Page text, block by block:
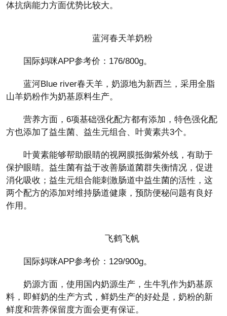
体抗病能力方面优势比较大。
蓝河春天羊奶粉
国际妈咪APP参考价：176/800g。
蓝河Blue river春天羊，奶源地为新西兰，采用全脂
山羊奶粉作为奶基原料生产。
营养方面，6项基础强化配方都有添加，特色强化配
方也添加了益生菌、益生元组合、叶黄素共3个。
叶黄素能够帮助眼睛的视网膜抵御紫外线，有助于
保护眼睛。益生菌有益于改善肠道菌群失衡情况，促进
消化吸收；益生元组合能刺激肠道中益生菌的活性，这
两个配方的添加对维持肠道健康，预防便秘问题有良好
作用。
飞鹤飞帆
国际妈咪APP参考价：129/900g。
奶源方面，使用国内奶源生产，生牛乳作为奶基原
料，即鲜奶的生产方式，鲜奶生产的好处是，奶粉的新
鲜度和营养保留度方面会更有保证。